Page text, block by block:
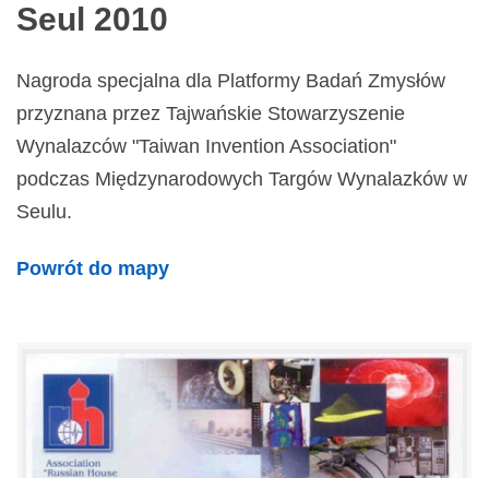
Seul 2010
Nagroda specjalna dla Platformy Badań Zmysłów
przyznana przez Tajwańskie Stowarzyszenie
Wynalazców "Taiwan Invention Association"
podczas Międzynarodowych Targów Wynalazków w
Seulu.
Powrót do mapy